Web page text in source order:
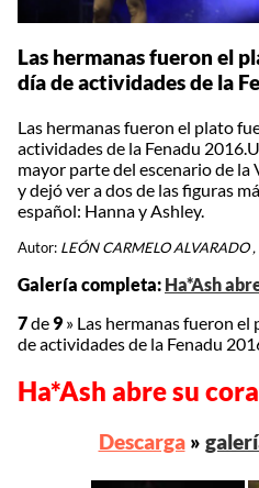
Las hermanas fueron el
día de actividades de la
Las hermanas fueron el plato
actividades de la Fenadu
mayor parte del escenario de
y dejó ver a dos de las figuras
español: Hanna y Ashley.
Autor: LEÓN CARMELO ALVARADO ,
Galería completa: Ha*Ash
7de 9 » Las hermanas fueron
de actividades de la Fenadu
Ha*Ash abre su
Descarga»